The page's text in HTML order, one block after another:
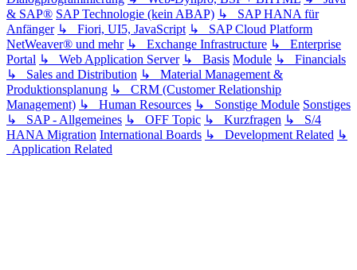
& SAP® SAP Technologie (kein ABAP) ↳ SAP HANA für
Anfänger ↳ Fiori, UI5, JavaScript ↳ SAP Cloud Platform
NetWeaver® und mehr ↳ Exchange Infrastructure ↳ Enterprise
Portal ↳ Web Application Server ↳ Basis Module ↳ Financials
↳ Sales and Distribution ↳ Material Management &
Produktionsplanung ↳ CRM (Customer Relationship
Management) ↳ Human Resources ↳ Sonstige Module Sonstiges
↳ SAP - Allgemeines ↳ OFF Topic ↳ Kurzfragen ↳ S/4
HANA Migration International Boards ↳ Development Related ↳
Application Related